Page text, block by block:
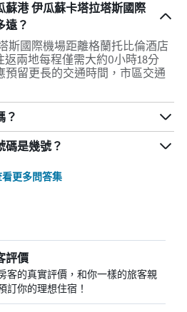
蘇港 伊瓜蘇卡塔拉塔斯國際
遠？
斯國際機場距離格蘭托比倫酒店
返兩地每程僅需大約0小時18分
預留更長的交通時間，市區交通
？
碼是幾號？
更多問答集
評價
客的真實評價，和你一樣的旅客親
訂你的理想住宿！